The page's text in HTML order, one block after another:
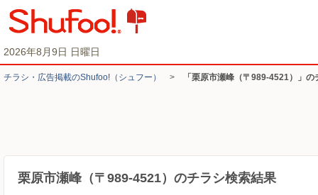
2026年8月9日 日曜日
チラシ・​広告掲載の​Shufoo!​（シュフー） > 「栗原市瀬峰（〒989-4521）」
栗原市瀬峰（〒989-4521）のチラシ検索結果